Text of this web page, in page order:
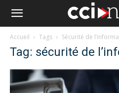
Accueil Tags Sécurité de
Tag: sécurité de